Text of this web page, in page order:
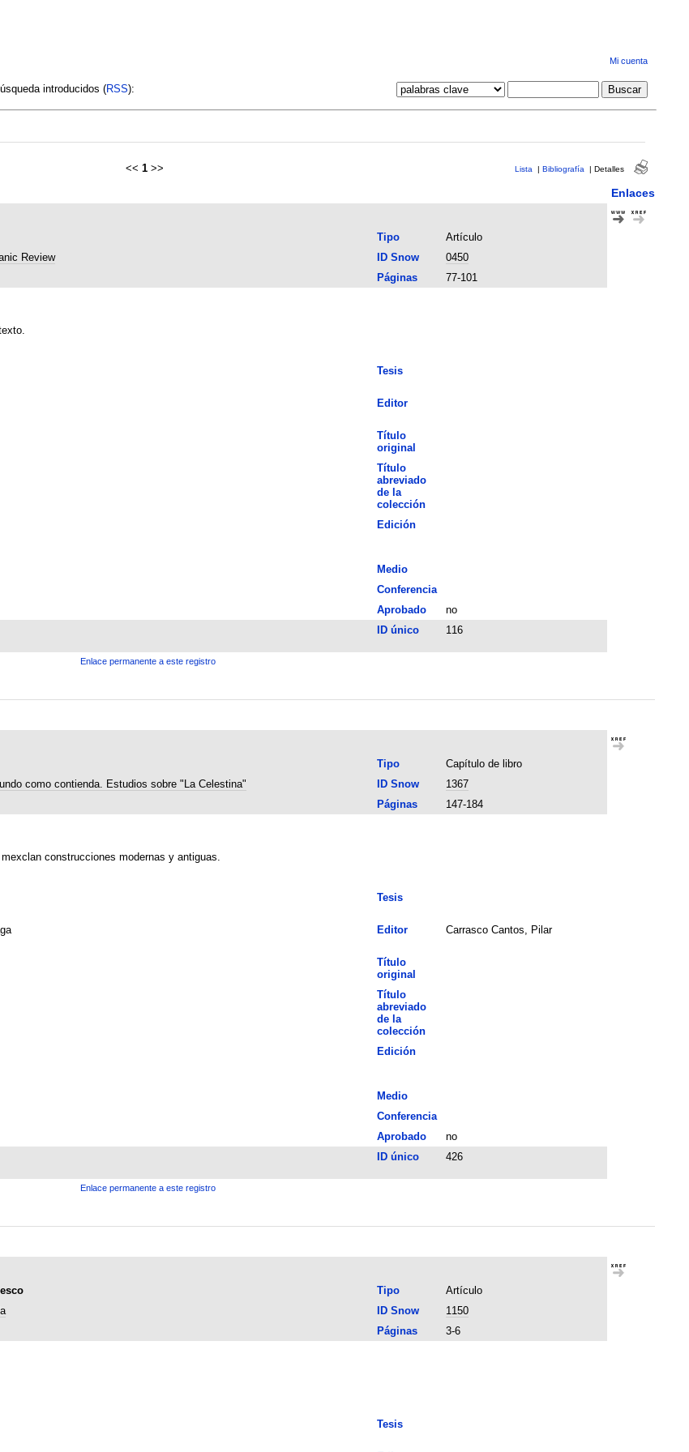
Mi cuenta
introducidos (RSS):
<< 1 >> Lista | Bibliografía | Detalles
Enlaces
Tipo
Artículo
Review ID Snow
0450
Páginas
77-101
Tesis
Editor
Título
original
Título
abreviado
de la
colección
Edición
Medio
Conferencia
Aprobado
no
ID único 116
Enlace permanente a este registro
Tipo
Capítulo de libro
como contienda. Estudios sobre "La Celestina" ID Snow
1367
Páginas
147-184
construcciones modernas y antiguas.
Tesis
Editor Carrasco Cantos, Pilar
Título
original
Título
abreviado
de la
colección
Edición
Medio
Conferencia
Aprobado
no
ID único 426
Enlace permanente a este registro
Tipo
Artículo
ID Snow
1150
Páginas
3-6
Tesis